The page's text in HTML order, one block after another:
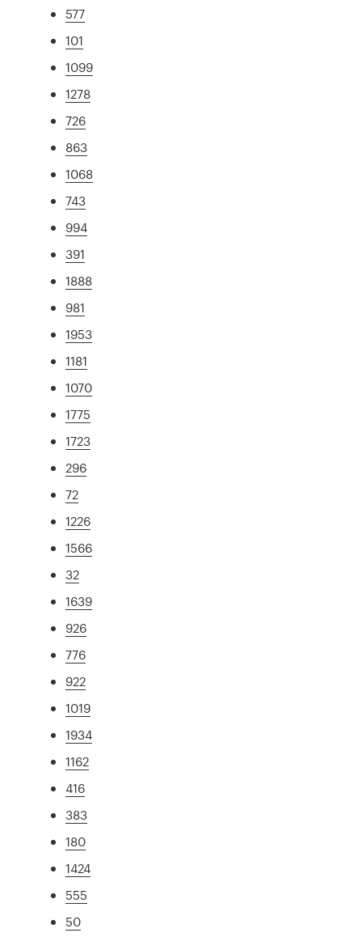
577
101
1099
1278
726
863
1068
743
994
391
1888
981
1953
1181
1070
1775
1723
296
72
1226
1566
32
1639
926
776
922
1019
1934
1162
416
383
180
1424
555
50